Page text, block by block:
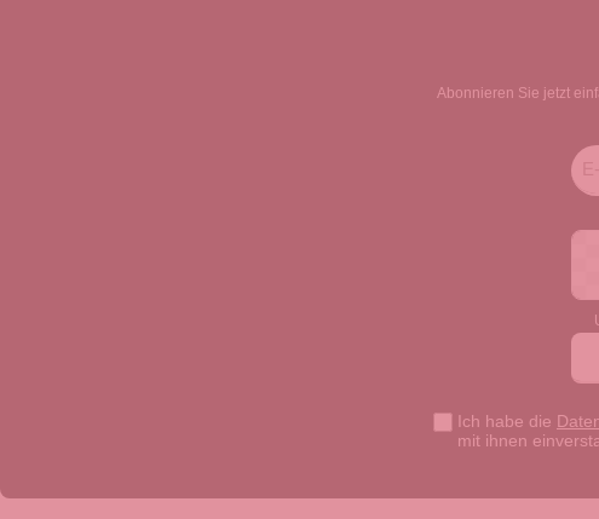
Abonnieren Sie jetzt
Ich habe die
mit ihnen